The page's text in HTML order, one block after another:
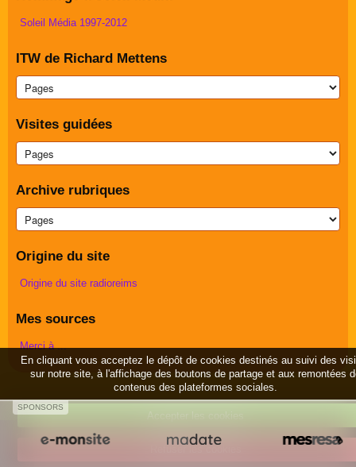
Soleil Média 1997-2012
ITW de Richard Mettens
Visites guidées
Archive rubriques
Origine du site
Origine du site radioreims
Mes sources
Merci à ...
Créer un site internet avec e-monsite
SPONSORS
En cliquant vous acceptez le dépôt de cookies destinés au suivi des
sur notre site, à l'affichage des boutons de partage et aux remontées
contenus des plateformes sociales.
Accepter les cookies